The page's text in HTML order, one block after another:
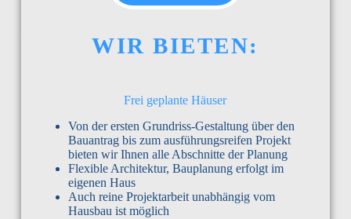
WIR BIETEN:
Frei geplante Häuser
Von der ersten Grundriss-Gestaltung über den
Bauantrag bis zum ausführungsreifen Projekt
bieten wir Ihnen alle Abschnitte der Planung
Flexible Architektur, Bauplanung erfolgt im
eigenen Haus
Auch reine Projektarbeit unabhängig vom
Hausbau ist möglich